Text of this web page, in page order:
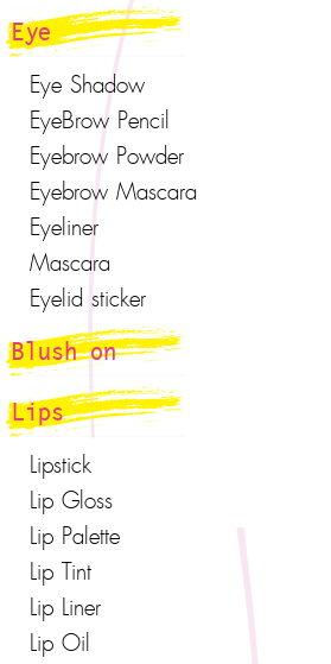
Eye
Eye Shadow
EyeBrow Pencil
Eyebrow Powder
Eyebrow Mascara
Eyeliner
Mascara
Eyelid sticker
Blush on
Lips
Lipstick
Lip Gloss
Lip Palette
Lip Tint
Lip Liner
Lip Oil